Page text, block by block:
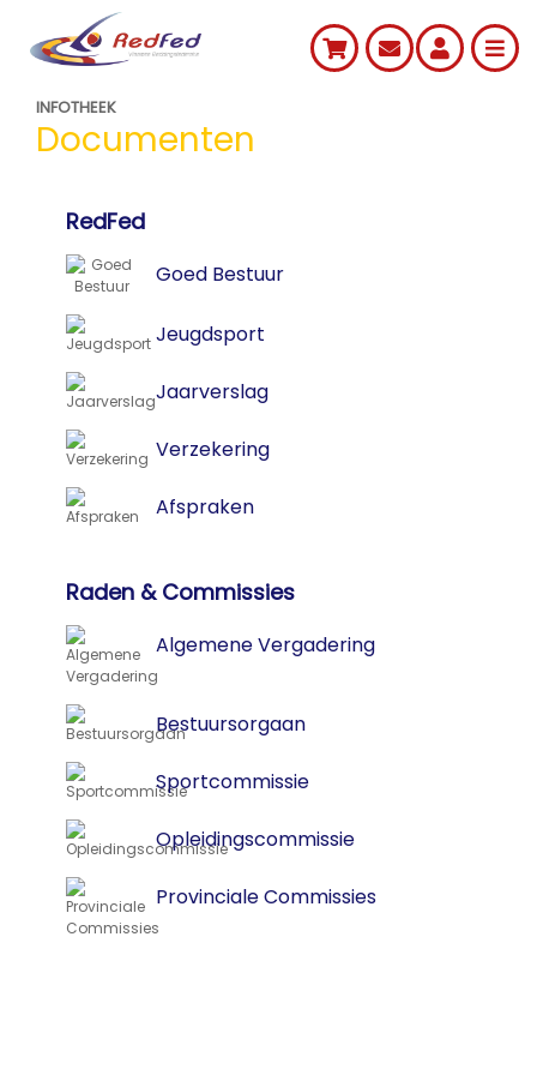
INFOTHEEK
Documenten
RedFed
Goed Bestuur
Jeugdsport
Jaarverslag
Verzekering
Afspraken
Raden & Commissies
Algemene Vergadering
Bestuursorgaan
Sportcommissie
Opleidingscommissie
Provinciale Commissies